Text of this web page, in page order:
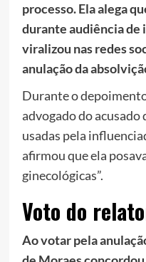
processo. Ela alega
durante audiência de
viralizou nas redes
anulação da
Durante o
advogado do
usadas pela
afirmou que ela
ginecológicas”.
Voto do
Ao votar pela